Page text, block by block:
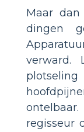
Maar
dingen
verward.
regisseur